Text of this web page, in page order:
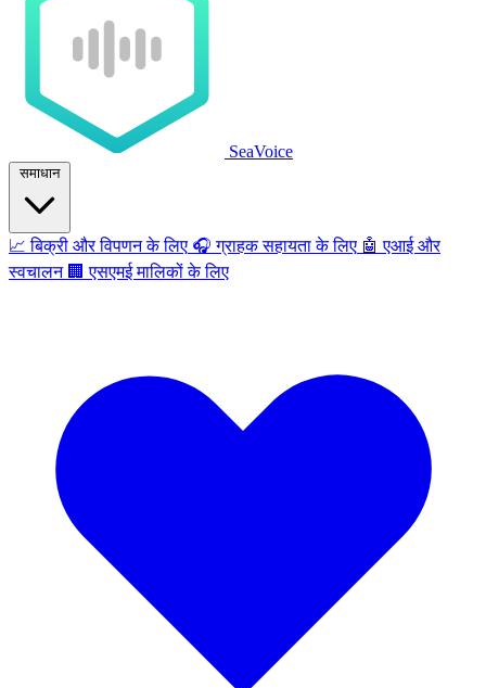
SeaVoice
समाधान
📈 बिक्री और विपणन के लिए 🎧 ग्राहक सहायता के लिए 🤖 एआई और
स्वचालन 🏢 एसएमई मालिकों के लिए